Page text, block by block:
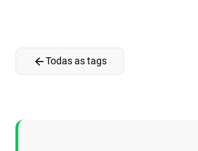
arrow_backTodas as tags